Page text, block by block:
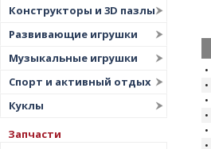
Конструкторы и 3D пазлы
Развивающие игрушки
Музыкальные игрушки
Спорт и активный отдых
Куклы
Запчасти